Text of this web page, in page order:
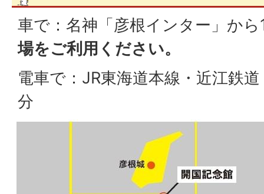
車で：名神「彦根インター」か
場をご利用ください。
電車で：JR東海道本線・近江鉄
分